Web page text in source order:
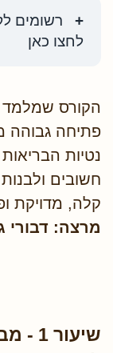
רשומים
לחצו כאן
הקורס שמלמד
פתיחה גבוהה
נטיות הבריאות
חשובים
קלה, מדויקת
מרצה: דבורי